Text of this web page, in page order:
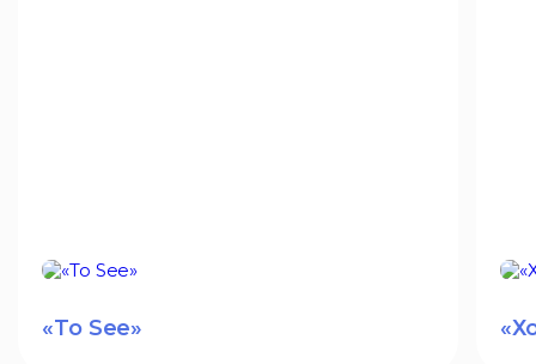
«To See»